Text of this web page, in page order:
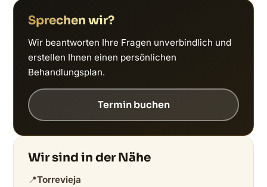
Sprechen wir?
Wir beantworten Ihre Fragen unverbindlich und
erstellen Ihnen einen persönlichen
Behandlungsplan.
Termin buchen
Wir sind in der Nähe
📍Torrevieja